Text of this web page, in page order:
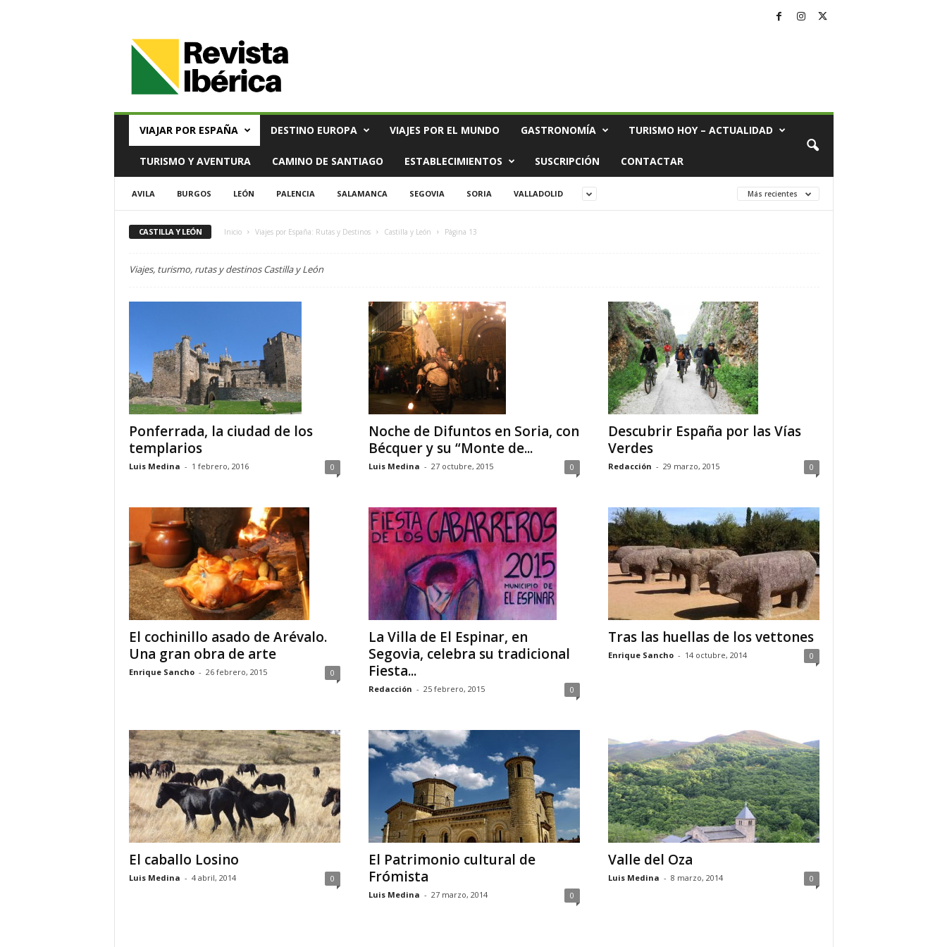
m
VIAJAR POR ESPAÑA DESTINO EUROPA VIAJES POR EL MUNDO GASTRONOMÍA TURISMO HOY – ACTUALIDAD
TURISMO Y AVENTURA CAMINO DE SANTIAGO ESTABLECIMIENTOS SUSCRIPCIÓN CONTACTAR
AVILA BURGOS LEÓN PALENCIA SALAMANCA SEGOVIA SORIA VALLADOLID Más recientes
CASTILLA Y LEÓN Inicio Viajes por España: Rutas y Destinos Castilla y León Página 13
Viajes, turismo, rutas y destinos Castilla y León
Ponferrada, la ciudad de los
templarios
Luis Medina - 1 febrero, 2016 0
Noche de Difuntos en Soria, con
Bécquer y su “Monte de...
Luis Medina - 27 octubre, 2015 0
Descubrir España por las Vías
Verdes
Redacción - 29 marzo, 2015 0
El cochinillo asado de Arévalo.
Una gran obra de arte
Enrique Sancho - 26 febrero, 2015 0
La Villa de El Espinar, en
Segovia, celebra su tradicional
Fiesta...
Redacción - 25 febrero, 2015 0
Tras las huellas de los vettones
Enrique Sancho - 14 octubre, 2014 0
El caballo Losino
Luis Medina - 4 abril, 2014 0
El Patrimonio cultural de
Frómista
Luis Medina - 27 marzo, 2014 0
Valle del Oza
Luis Medina - 8 marzo, 2014 0